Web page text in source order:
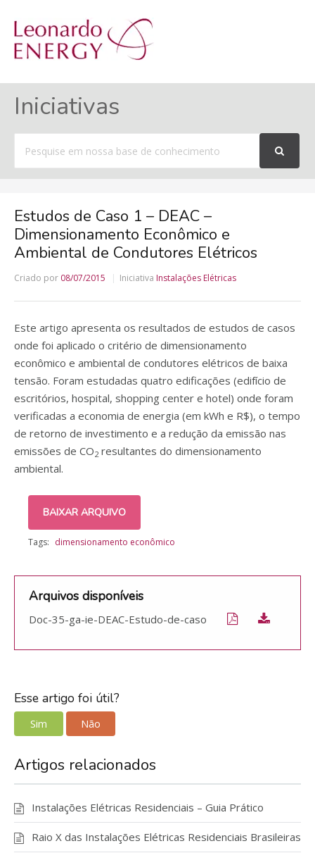
Iniciativas
por
Estudos de Caso 1 – DEAC –
Dimensionamento Econômico e
Ambiental de Condutores Elétricos
Criado por 08/07/2015 Iniciativa Instalações Elétricas
Este artigo apresenta os resultados de estudos de casos
onde foi aplicado o critério de dimensionamento
econômico e ambiental de condutores elétricos de baixa
tensão. Foram estudadas quatro edificações (edifício de
escritórios, hospital, shopping center e hotel) onde foram
verificadas a economia de energia (em kWh e R$), o tempo
de retorno de investimento e a redução da emissão nas
emissões de CO2 resultantes do dimensionamento
ambiental.
BAIXAR ARQUIVO
Tags: dimensionamento econômico
Arquivos disponíveis
Doc-35-ga-ie-DEAC-Estudo-de-caso
Esse artigo foi útil?
Sim Não
Artigos relacionados
Instalações Elétricas Residenciais – Guia Prático
Raio X das Instalações Elétricas Residenciais Brasileiras